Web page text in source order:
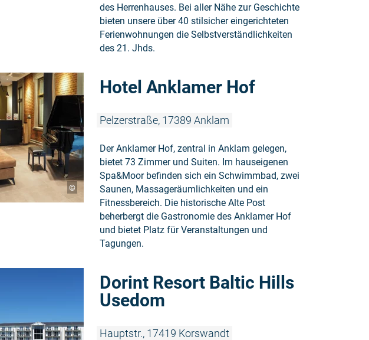
des Herrenhauses. Bei aller Nähe zur Geschichte
bieten unsere über 40 stilsicher eingerichteten
Ferienwohnungen die Selbstverständlichkeiten
des 21. Jhds.
©
Hotel Anklamer Hof
Pelzerstraße, 17389 Anklam
Der Anklamer Hof, zentral in Anklam gelegen,
bietet 73 Zimmer und Suiten. Im hauseigenen
Spa&Moor befinden sich ein Schwimmbad, zwei
Saunen, Massageräumlichkeiten und ein
Fitnessbereich. Die historische Alte Post
beherbergt die Gastronomie des Anklamer Hof
und bietet Platz für Veranstaltungen und
Tagungen.
Dorint Resort Baltic Hills
Usedom
Hauptstr., 17419 Korswandt